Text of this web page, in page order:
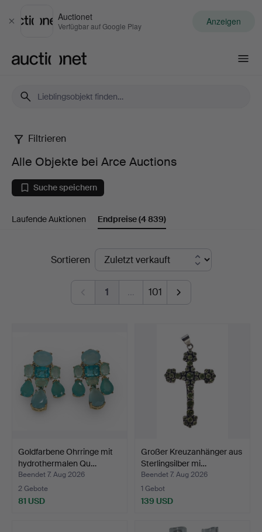
Schließen
Auctionet
Verfügbar auf Google Play Anzeigen
Alle
Objekte
bei
Arce
Auctions
Filtrieren
Alle Objekte bei Arce Auctions
Suche speichern
Laufende Auktionen Endpreise(4 839)
EndpreiseSortieren
1 … 101
Goldfarbene Ohrringe mit
hydrothermalen Qu…
Beendet 7. Aug 2026
2 Gebote
81 USD
Großer Kreuzanhänger aus
Sterlingsilber mi…
Beendet 7. Aug 2026
1 Gebot
139 USD